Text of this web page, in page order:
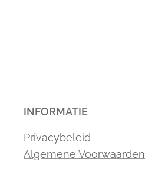
INFORMATIE
Privacybeleid
Algemene Voorwaarden